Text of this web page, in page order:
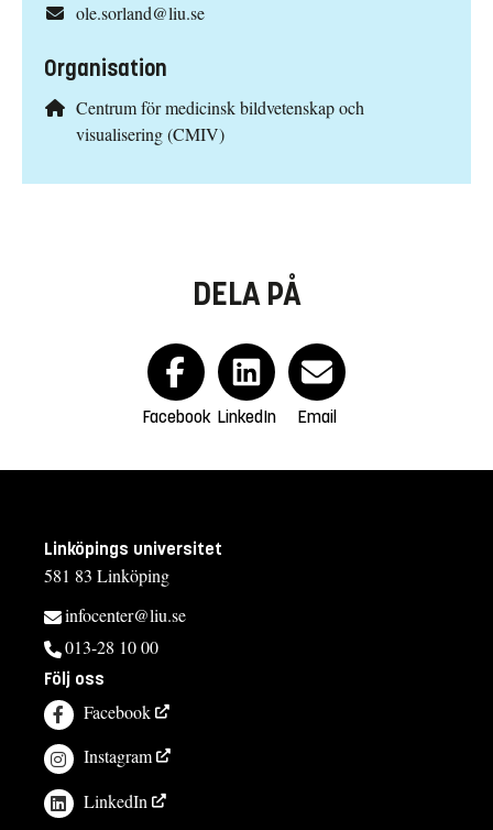
ole.sorland@liu.se
Organisation
Centrum för medicinsk bildvetenskap och
visualisering (CMIV)
DELA PÅ
Facebook LinkedIn Email
Linköpings universitet
581 83 Linköping
infocenter@liu.se
013-28 10 00
Följ oss
Facebook
Instagram
LinkedIn